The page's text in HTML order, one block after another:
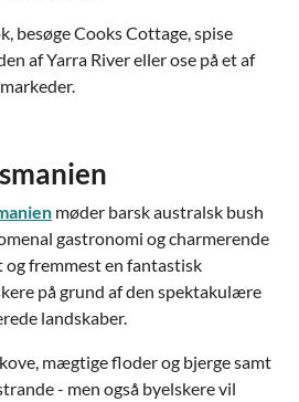
besøge Cooks Cottage, spise
af Yarra River eller ose på et af
møder barsk australsk bush
gastronomi og charmerende
og fremmest en fantastisk
på grund af den spektakulære
landskaber.
mægtige floder og bjerge samt
- men også byelskere vil